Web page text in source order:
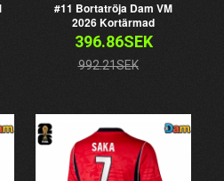
#11 Bortatröja Dam VM
2026 Kortärmad
396.86SEK
992.21SEK